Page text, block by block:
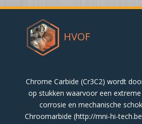
HVOF
Chrome Carbide (Cr3C2) wordt
op stukken waarvoor een
corrosie en mechanische
Chroomarbide (http://mni-hi-